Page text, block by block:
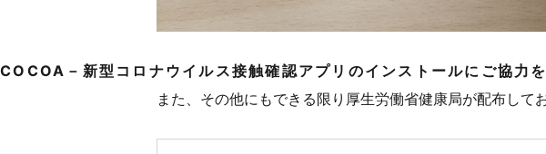
COCOA－新型コロナウイルス接触確認アプリのインストールにご協力
また、その他にもできる限り厚生労働省健康局が配布して